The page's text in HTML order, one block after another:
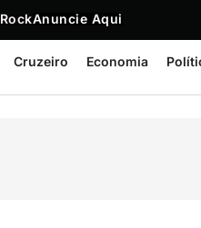
Anuncie Aqui
Cruzeiro Economia